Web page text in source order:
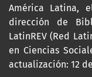
América Latina,
dirección de
LatinREV (Red
en Ciencias
actualización: 12